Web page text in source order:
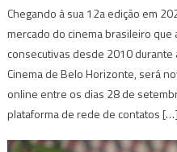
Chegando à sua 12a edição em
mercado do cinema brasileiro que
consecutivas desde 2010 durante
Cinema de Belo Horizonte, será
online entre os dias 28 de
plataforma de rede de contatos […]